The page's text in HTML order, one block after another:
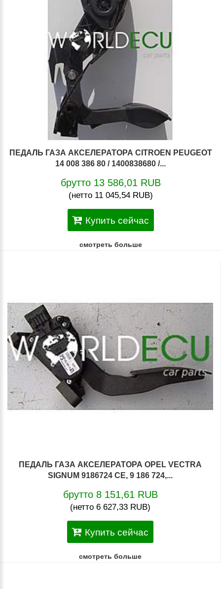
ПЕДАЛЬ ГАЗА АКСЕЛЕРАТОРА CITROEN PEUGEOT
14 008 386 80 / 1400838680 /...
брутто 13 586,01 RUB
(нетто 11 045,54 RUB)
Купить сейчас
смотреть больше
ПЕДАЛЬ ГАЗА АКСЕЛЕРАТОРА OPEL VECTRA
SIGNUM 9186724 CE, 9 186 724,...
брутто 8 151,61 RUB
(нетто 6 627,33 RUB)
Купить сейчас
смотреть больше